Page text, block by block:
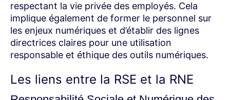
respectant la vie privée des employés. Cela
implique également de former le personnel sur
les enjeux numériques et d’établir des lignes
directrices claires pour une utilisation
responsable et éthique des outils numériques.
Les liens entre la RSE et la RNE